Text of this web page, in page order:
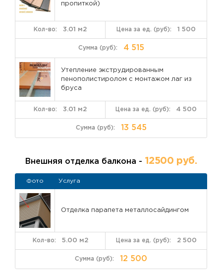
Посмотрите другие примеры
Москве с ценами в нашем портфолио и закажите
бесплатную консультацию или замер!
пропиткой)
1 500
3.01 м2
4 515
Утепление экструдированным
пенополистиролом с монтажом лаг из
бруса
4 500
3.01 м2
13 545
Внешняя отделка балкона - 12500 руб.
Фото Услуга
Отделка парапета металлосайдингом
2 500
5.00 м2
12 500